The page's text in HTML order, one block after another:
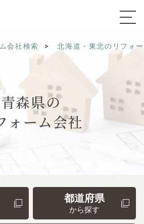
会社検索 北海道・東北のリフォ
青森県の
ォーム会社
都道府県
から探す